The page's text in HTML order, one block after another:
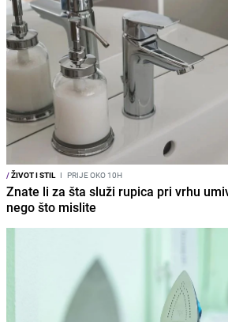
/ŽIVOT I STIL I PRIJE OKO 10H
Znate li za šta služi rupica pri vrhu
nego što mislite